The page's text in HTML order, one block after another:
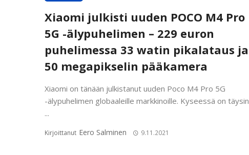
Xiaomi julkisti uuden POCO M4 Pro
5G -älypuhelimen – 229 euron
puhelimessa 33 watin pikalataus ja
50 megapikselin pääkamera
Xiaomi on tänään julkistanut uuden Poco M4 Pro 5G
-älypuhelimen globaaleille markkinoille. Kyseessä on täysin
...
Kirjoittanut Eero Salminen 9.11.2021